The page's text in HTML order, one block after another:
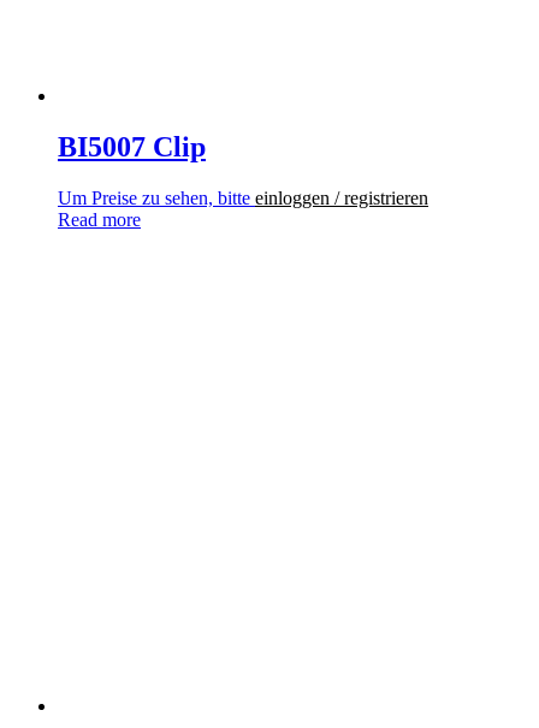
BI5007 Clip
Um Preise zu sehen, bitte einloggen / registrieren
Read more